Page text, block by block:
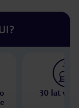
30 lat w